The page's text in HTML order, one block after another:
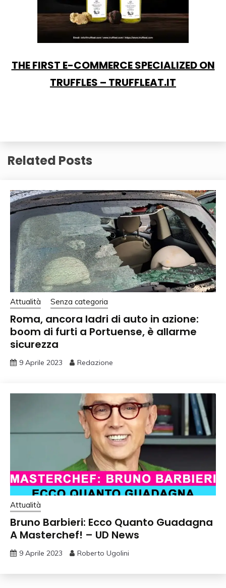
THE FIRST E-COMMERCE SPECIALIZED ON
TRUFFLES – TRUFFLEAT.IT
Related Posts
Attualità Senza categoria
Roma, ancora ladri di auto in azione:
boom di furti a Portuense, è allarme
sicurezza
9 Aprile 2023 Redazione
Attualità
Bruno Barbieri: Ecco Quanto Guadagna
A Masterchef! – UD News
9 Aprile 2023 Roberto Ugolini